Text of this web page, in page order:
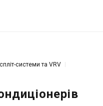
системи та VRV